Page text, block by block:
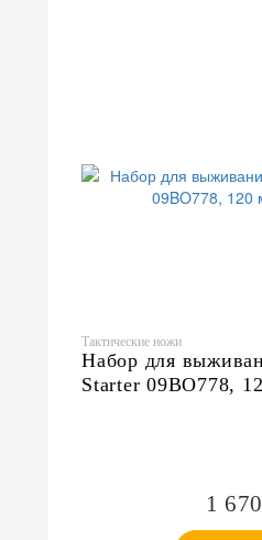
Тактические ножи
Набор для
Starter 09BO778,
1